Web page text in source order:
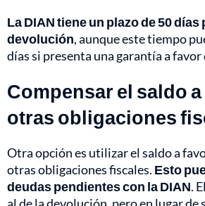
La DIAN tiene un plazo de 50 días
devolución, aunque este tiempo
días si presenta una garantía a favor
Compensar el saldo
otras obligaciones
Otra opción es utilizar el saldo a
otras obligaciones fiscales. Esto
deudas pendientes con la DIAN.